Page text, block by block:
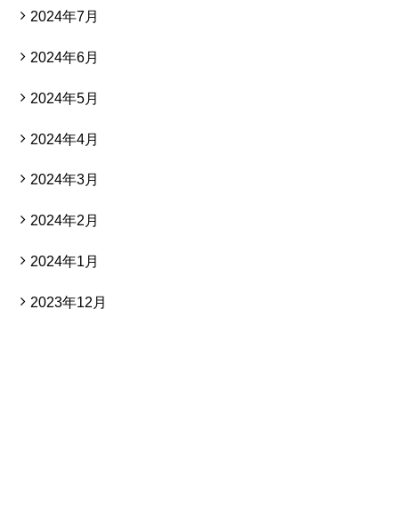
2024年7月
2024年6月
2024年5月
2024年4月
2024年3月
2024年2月
2024年1月
2023年12月